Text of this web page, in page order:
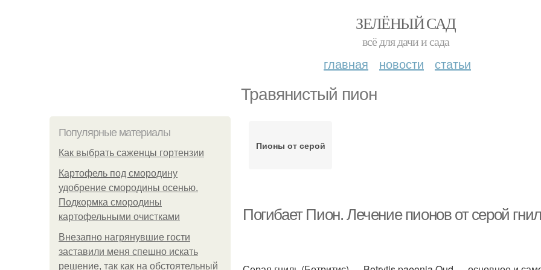
ЗЕЛЁНЫЙ САД
всё для дачи и сада
главная новости статьи
Травянистый пион
Популярные материалы
Как выбрать саженцы гортензии
Картофель под смородину
удобрение смородины осенью.
Подкормка смородины
картофельными очистками
Внезапно нагрянувшие гости
заставили меня спешно искать
решение, так как на обстоятельный
Пионы от серой
Погибает Пион. Лечение пионов от серой